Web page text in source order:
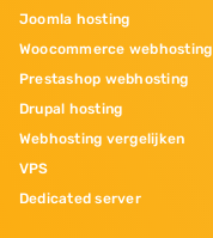
Joomla hosting
Woocommerce webhosting
Prestashop webhosting
Drupal hosting
Webhosting vergelijken
VPS
Dedicated server